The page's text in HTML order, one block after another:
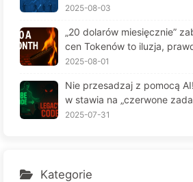
dnik wdrożenia na rok 2025
2025-08-03
„20 dolarów miesięcznie”
cen Tokenów to iluzja,
jest twoja chciwość —
2025-08-01
Nie przesadzaj z pomocą
w stawia na „czerwone
chnologia czyni
2025-07-31
Kategorie